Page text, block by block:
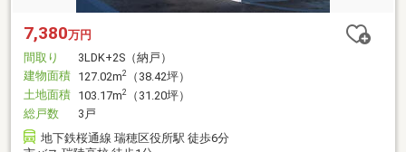
7,380万円
間取り
3LDK+2S（納戸）
建物面積 127.02m2
（38.42坪）
土地面積 103.17m2
（31.20坪）
総戸数
3戸
地下鉄桜通線 瑞穂区役所駅 徒歩6分